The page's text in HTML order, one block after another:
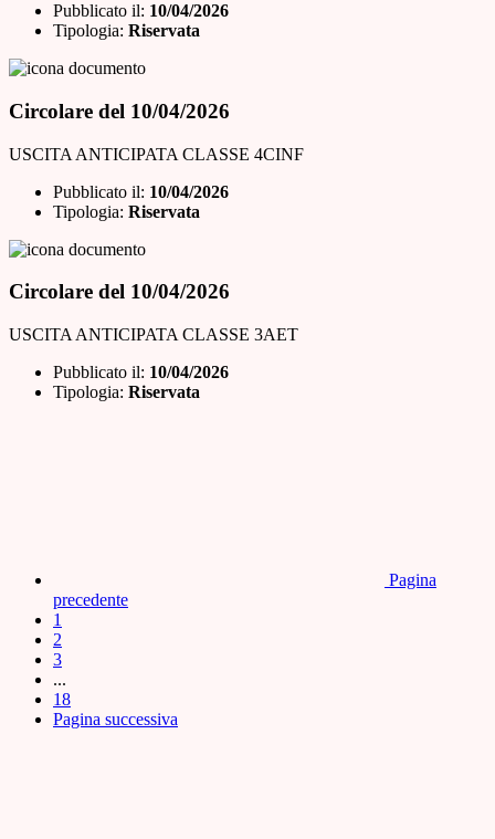
Pubblicato il: 10/04/2026
Tipologia: Riservata
Circolare del 10/04/2026
USCITA ANTICIPATA CLASSE 4CINF
Pubblicato il: 10/04/2026
Tipologia: Riservata
Circolare del 10/04/2026
USCITA ANTICIPATA CLASSE 3AET
Pubblicato il: 10/04/2026
Tipologia: Riservata
Pagina
precedente
1
2
3
...
18
Pagina successiva